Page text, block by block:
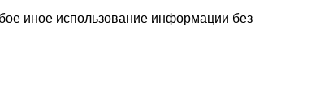
иное использование информации без